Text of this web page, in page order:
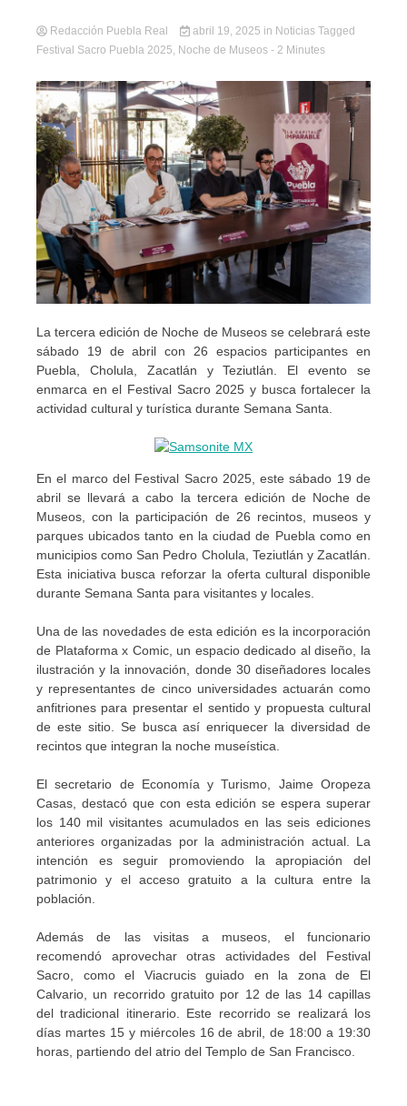
Redacción Puebla Real abril 19, 2025 in Noticias Tagged
Festival Sacro Puebla 2025, Noche de Museos - 2 Minutes
La tercera edición de Noche de Museos se celebrará este
sábado 19 de abril con 26 espacios participantes en
Puebla, Cholula, Zacatlán y Teziutlán. El evento se
enmarca en el Festival Sacro 2025 y busca fortalecer la
actividad cultural y turística durante Semana Santa.
En el marco del Festival Sacro 2025, este sábado 19 de
abril se llevará a cabo la tercera edición de Noche de
Museos, con la participación de 26 recintos, museos y
parques ubicados tanto en la ciudad de Puebla como en
municipios como San Pedro Cholula, Teziutlán y Zacatlán.
Esta iniciativa busca reforzar la oferta cultural disponible
durante Semana Santa para visitantes y locales.
Una de las novedades de esta edición es la incorporación
de Plataforma x Comic, un espacio dedicado al diseño, la
ilustración y la innovación, donde 30 diseñadores locales
y representantes de cinco universidades actuarán como
anfitriones para presentar el sentido y propuesta cultural
de este sitio. Se busca así enriquecer la diversidad de
recintos que integran la noche museística.
El secretario de Economía y Turismo, Jaime Oropeza
Casas, destacó que con esta edición se espera superar
los 140 mil visitantes acumulados en las seis ediciones
anteriores organizadas por la administración actual. La
intención es seguir promoviendo la apropiación del
patrimonio y el acceso gratuito a la cultura entre la
población.
Además de las visitas a museos, el funcionario
recomendó aprovechar otras actividades del Festival
Sacro, como el Viacrucis guiado en la zona de El
Calvario, un recorrido gratuito por 12 de las 14 capillas
del tradicional itinerario. Este recorrido se realizará los
días martes 15 y miércoles 16 de abril, de 18:00 a 19:30
horas, partiendo del atrio del Templo de San Francisco.